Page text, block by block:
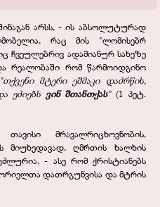
არსს, - ის აბსოლუტურად
რაც მის "ლომისებრ
ჩვეულებრივ ადამიანურ სახეზე
რეალობაში რომ წარმოიდგინო
"თქვენი მტერი ეშმაკი დაძრწის,
ეძიებს ვინ შთანთქას"(1 პეტ.
მრავალრიცხოვნობის,
მიუხედავად, ღმრთის ხალხის
- ასე რომ ქრისტიანებს
დათრგუნვისა და მტრის